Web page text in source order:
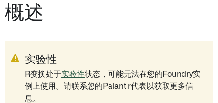
概述
实验性
R变换处于实验性状态，可能无法在您的Foundry实
例上使用。请联系您的Palantir代表以获取更多信
息。